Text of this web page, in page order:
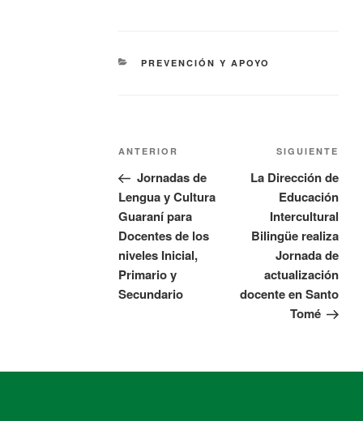
PREVENCIÓN Y APOYO
ANTERIOR
Jornadas de
Lengua y Cultura
Guaraní para
Docentes de los
niveles Inicial,
Primario y
Secundario
SIGUIENTE
La Dirección de
Educación
Intercultural
Bilingüe realiza
Jornada de
actualización
docente en Santo
Tomé